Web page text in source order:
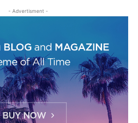
- Advertisment -